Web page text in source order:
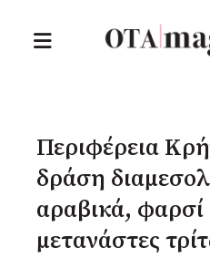
Περιφέρεια
δράση
αραβικά, φαρσί
μετανάστες